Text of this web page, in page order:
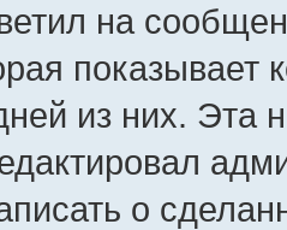
на
показывает
из них. Эта
о